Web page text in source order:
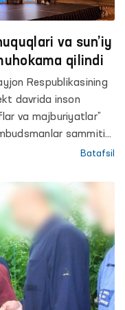
va sun’iy
qilindi
Respublikasining
davrida inson
va majburiyatlar”
sammiti
Batafsil